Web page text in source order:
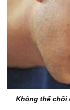
Không thể chối